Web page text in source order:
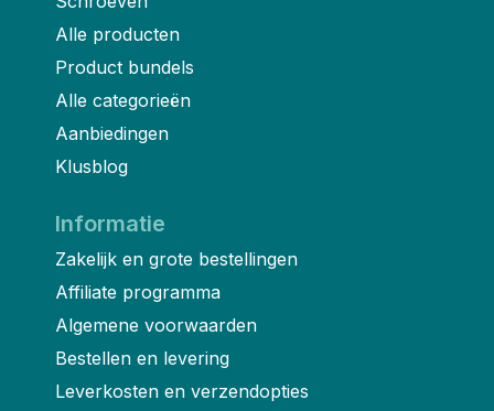
Alle producten
Product bundels
Alle categorieën
Aanbiedingen
Klusblog
Informatie
Zakelijk en grote bestellingen
Affiliate programma
Algemene voorwaarden
Bestellen en levering
Leverkosten en verzendopties